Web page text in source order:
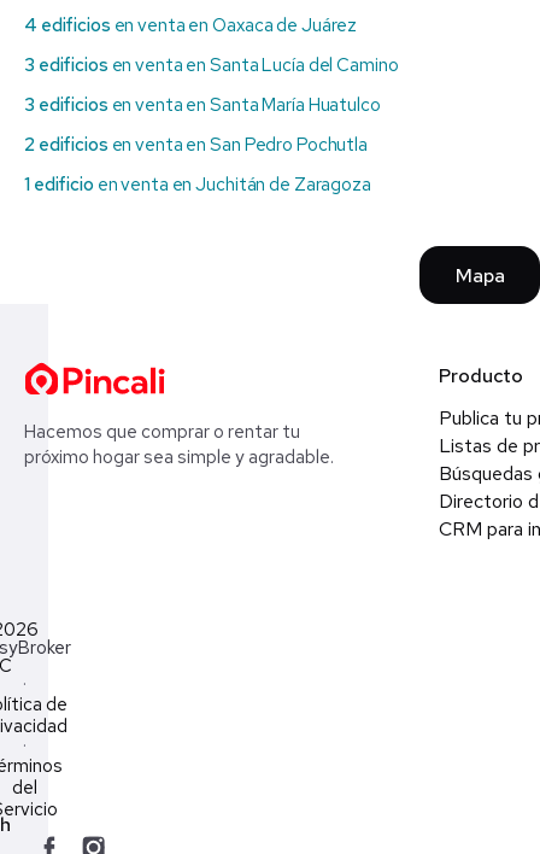
4 edificios en venta en Oaxaca de Juárez
3 edificios en venta en Santa Lucía del Camino
3 edificios en venta en Santa María Huatulco
2 edificios en venta en San Pedro Pochutla
1 edificio en venta en Juchitán de Zaragoza
Mapa
Hacemos que comprar o rentar tu
próximo hogar sea simple y agradable.
Producto
Publica tu
Listas de
Búsquedas
Directorio
CRM para
·
de
·
del